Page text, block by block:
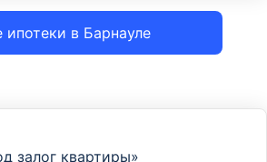
ипотеки в Барнауле
залог квартиры»